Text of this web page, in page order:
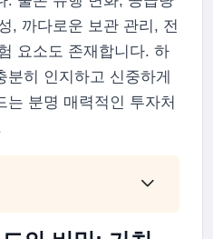
, 까다로운 보관 관리, 전
요소도 존재합니다. 하
분히 인지하고 신중하게
는 분명 매력적인 투자처